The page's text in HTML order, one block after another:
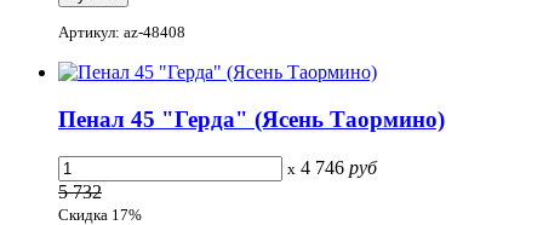
Артикул: az-48408
Пенал 45 "Герда" (Ясень Таормино)
x 4 746 руб
5 732
Скидка 17%